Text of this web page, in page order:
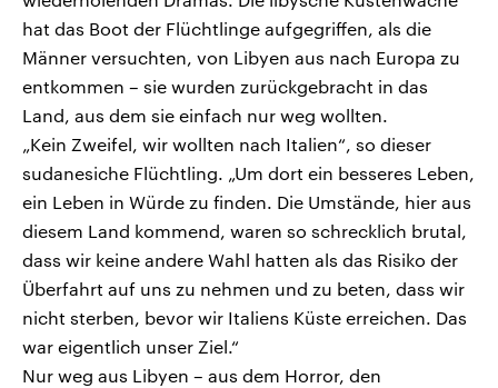
hat das Boot der Flüchtlinge aufgegriffen, als die
Männer versuchten, von Libyen aus nach Europa zu
entkommen – sie wurden zurückgebracht in das
Land, aus dem sie einfach nur weg wollten.
„Kein Zweifel, wir wollten nach Italien“, so dieser
sudanesiche Flüchtling. „Um dort ein besseres Leben,
ein Leben in Würde zu finden. Die Umstände, hier aus
diesem Land kommend, waren so schrecklich brutal,
dass wir keine andere Wahl hatten als das Risiko der
Überfahrt auf uns zu nehmen und zu beten, dass wir
nicht sterben, bevor wir Italiens Küste erreichen. Das
war eigentlich unser Ziel.“
Nur weg aus Libyen – aus dem Horror, den